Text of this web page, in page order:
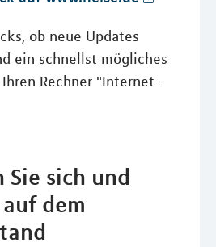
ob neue Updates
ein schnellst mögliches
Rechner "Internet-
sich und
dem